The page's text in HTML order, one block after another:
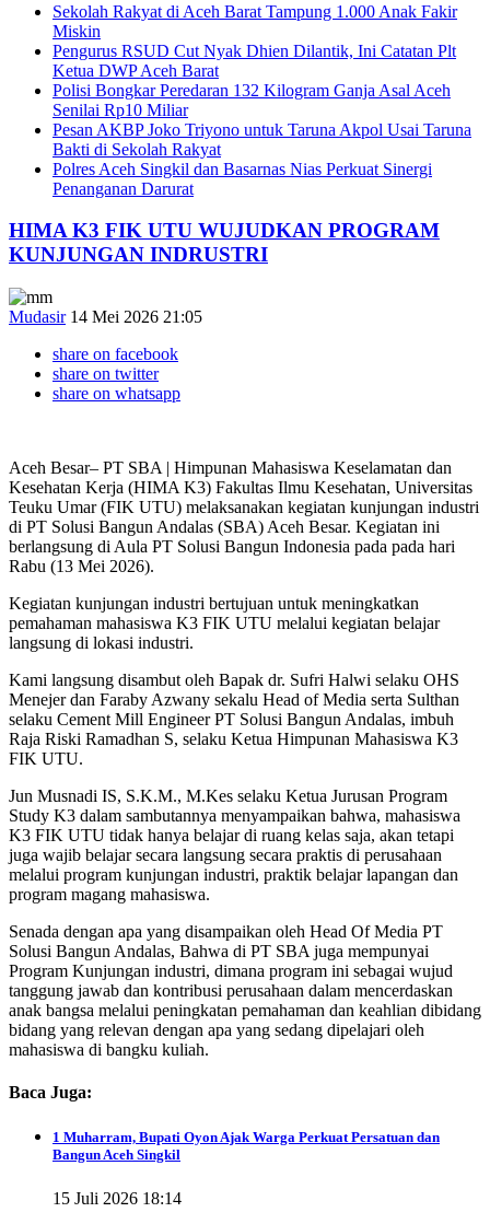
Sekolah Rakyat di Aceh Barat Tampung 1.000 Anak Fakir
Miskin
Pengurus RSUD Cut Nyak Dhien Dilantik, Ini Catatan Plt
Ketua DWP Aceh Barat
Polisi Bongkar Peredaran 132 Kilogram Ganja Asal Aceh
Senilai Rp10 Miliar
Pesan AKBP Joko Triyono untuk Taruna Akpol Usai Taruna
Bakti di Sekolah Rakyat
Polres Aceh Singkil dan Basarnas Nias Perkuat Sinergi
Penanganan Darurat
HIMA K3 FIK UTU WUJUDKAN PROGRAM
KUNJUNGAN INDRUSTRI
Mudasir 14 Mei 2026 21:05
share on facebook
share on twitter
share on whatsapp
Aceh Besar– PT SBA | Himpunan Mahasiswa Keselamatan dan
Kesehatan Kerja (HIMA K3) Fakultas Ilmu Kesehatan, Universitas
Teuku Umar (FIK UTU) melaksanakan kegiatan kunjungan industri
di PT Solusi Bangun Andalas (SBA) Aceh Besar. Kegiatan ini
berlangsung di Aula PT Solusi Bangun Indonesia pada pada hari
Rabu (13 Mei 2026).
Kegiatan kunjungan industri bertujuan untuk meningkatkan
pemahaman mahasiswa K3 FIK UTU melalui kegiatan belajar
langsung di lokasi industri.
Kami langsung disambut oleh Bapak dr. Sufri Halwi selaku OHS
Menejer dan Faraby Azwany sekalu Head of Media serta Sulthan
selaku Cement Mill Engineer PT Solusi Bangun Andalas, imbuh
Raja Riski Ramadhan S, selaku Ketua Himpunan Mahasiswa K3
FIK UTU.
Jun Musnadi IS, S.K.M., M.Kes selaku Ketua Jurusan Program
Study K3 dalam sambutannya menyampaikan bahwa, mahasiswa
K3 FIK UTU tidak hanya belajar di ruang kelas saja, akan tetapi
juga wajib belajar secara langsung secara praktis di perusahaan
melalui program kunjungan industri, praktik belajar lapangan dan
program magang mahasiswa.
Senada dengan apa yang disampaikan oleh Head Of Media PT
Solusi Bangun Andalas, Bahwa di PT SBA juga mempunyai
Program Kunjungan industri, dimana program ini sebagai wujud
tanggung jawab dan kontribusi perusahaan dalam mencerdaskan
anak bangsa melalui peningkatan pemahaman dan keahlian dibidang
bidang yang relevan dengan apa yang sedang dipelajari oleh
mahasiswa di bangku kuliah.
Baca Juga:
1 Muharram, Bupati Oyon Ajak Warga Perkuat Persatuan dan
Bangun Aceh Singkil
15 Juli 2026 18:14